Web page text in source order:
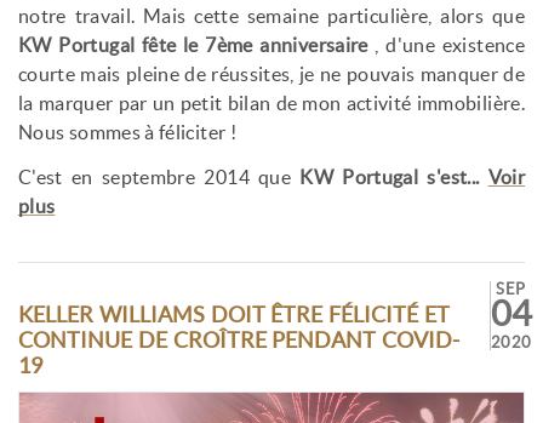
notre travail. Mais cette semaine particulière, alors que
KW Portugal fête le 7ème anniversaire, d'une existence
courte mais pleine de réussites, je ne pouvais manquer de
la marquer par un petit bilan de mon activité immobilière.
Nous sommes à féliciter !
C'est en septembre 2014 que KW Portugal s'est... Voir
plus
KELLER WILLIAMS DOIT ÊTRE FÉLICITÉ ET
CONTINUE DE CROÎTRE PENDANT COVID-
19
SEP
04
2020